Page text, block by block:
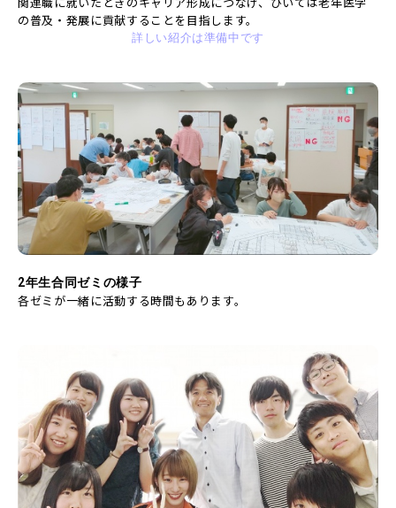
の普及・発展に貢献することを目指します。
詳しい紹介は準備中です
2年生合同ゼミの様子
各ゼミが一緒に活動する時間もあります。